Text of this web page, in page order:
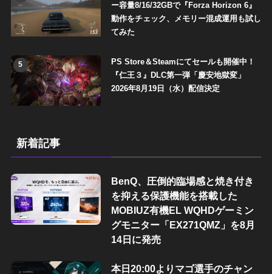
ー容量8/16/32GBで『Forza Horizon 6』
動作をチェック、メモリー混成運用も試し
てみた
5
PS Store＆Steamにてセールも開催中！
『仁王３』DLC第一弾「慶安地獄変」
2026年8月19日（水）配信決定
新着記事
BenQ、圧倒的臨場感と焼き付き
を抑える保護機能を搭載した
MOBIUZ有機EL WQHDゲーミン
グモニター「EX271QMZ」を8月
14日に発売
本日20:00よりマゴ選手のチャン